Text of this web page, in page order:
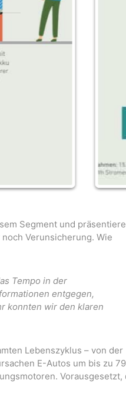
Segment und
Verunsicherung. Wie
Tempo in der
entgegen,
konnten wir den klaren
Lebenszyklus – von der
E-Autos um bis zu 79
Vorausgesetzt,